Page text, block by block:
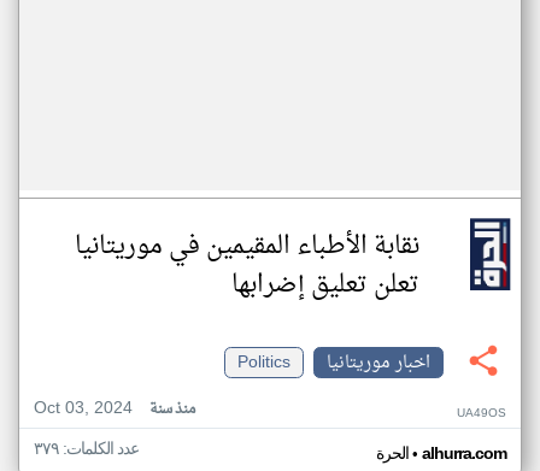
نقابة الأطباء المقيمين في موريتانيا
تعلن تعليق إضرابها
اخبار موريتانيا
Politics
Oct 03, 2024
منذ سنة UA49OS
الحرة• alhurra.com عدد الكلمات: ٣٧٩